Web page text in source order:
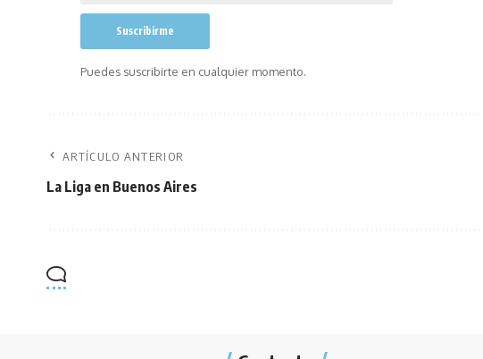
Puedes suscribirte en cualquier momento.
ARTÍCULO ANTERIOR
La Liga en Buenos Aires